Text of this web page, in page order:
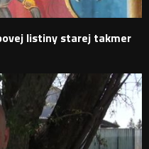
listiny starej takmer